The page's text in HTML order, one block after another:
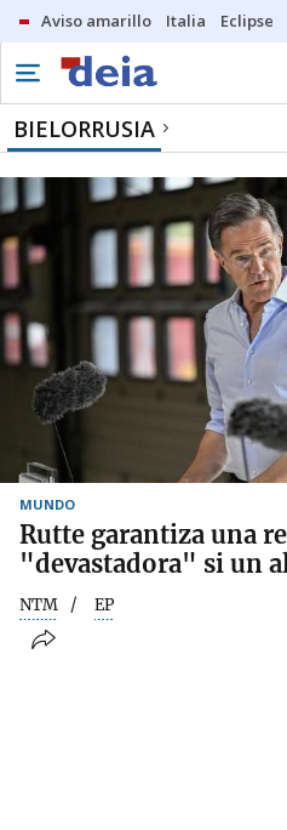
Aviso amarillo Italia Eclipse
BIELORRUSIA
MUNDO
Rutte garantiza una
"devastadora" si un
NTM EP